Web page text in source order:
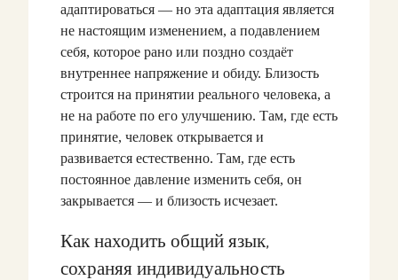
адаптироваться — но эта адаптация является
не настоящим изменением, а подавлением
себя, которое рано или поздно создаёт
внутреннее напряжение и обиду. Близость
строится на принятии реального человека, а
не на работе по его улучшению. Там, где есть
принятие, человек открывается и
развивается естественно. Там, где есть
постоянное давление изменить себя, он
закрывается — и близость исчезает.
Как находить общий язык,
сохраняя индивидуальность